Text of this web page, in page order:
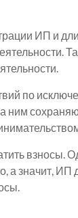
ИП и
по
ним
взносы.
а значит, ИП